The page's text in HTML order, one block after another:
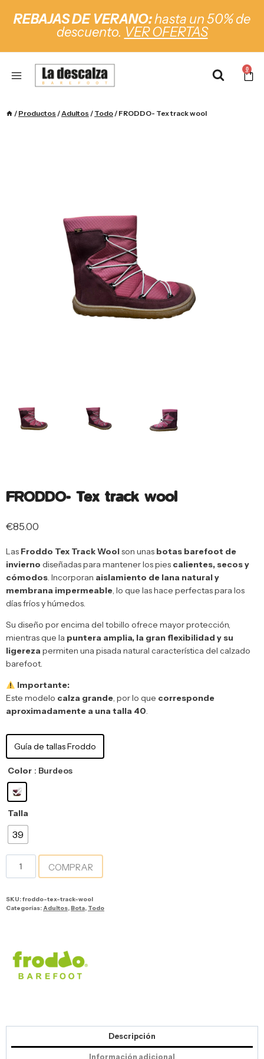
REBAJAS DE VERANO:hasta un 50% de
descuento. VER OFERTAS
0
/ Productos /Adultos / Todo / FRODDO- Tex track wool
FRODDO- Tex track wool
€85.00
Las Froddo Tex Track Woolson unas botas barefoot de
invierno diseñadas para mantener los pies calientes, secos y
cómodos. Incorporan aislamiento de lana natural y
membrana impermeable, lo que las hace perfectas para los
días fríos y húmedos.
Su diseño por encima del tobillo ofrece mayor protección,
mientras que la puntera amplia, la gran flexibilidad y su
ligereza permiten una pisada natural característica del calzado
barefoot.
Importante:
Este modelo calza grande, por lo que corresponde
aproximadamente a una talla 40.
Guía de tallas Froddo
Color : Burdeos
Talla
39
COMPRAR
SKU:froddo-tex-track-wool
Categorías: Adultos Bota Todo
Descripción
Información adicional